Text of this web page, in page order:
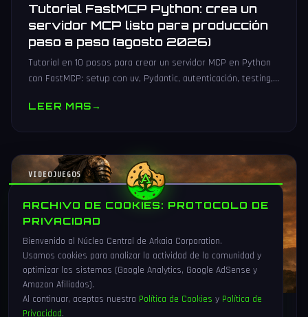
Tutorial FastMCP Python: crea un
servidor MCP listo para producción
paso a paso (agosto 2026)
Tutorial en 10 pasos para crear un servidor MCP en Python
con FastMCP: setup con uv, Pydantic, autenticación, testing,
LEER MAS→
VIDEOJUEGOS
ARCHIVO DE COOKIES: PROTOCOLO DE
PRIVACIDAD
Bienvenido al Núcleo Central de Arkaia Corporation.
Usamos cookies para analizar la actividad de la comunidad y
optimizar los sistemas (Google Analytics, Google AdSense y
Amazon Afiliados).
Al continuar, aceptas nuestra Política de Cookies y Política de
Privacidad.